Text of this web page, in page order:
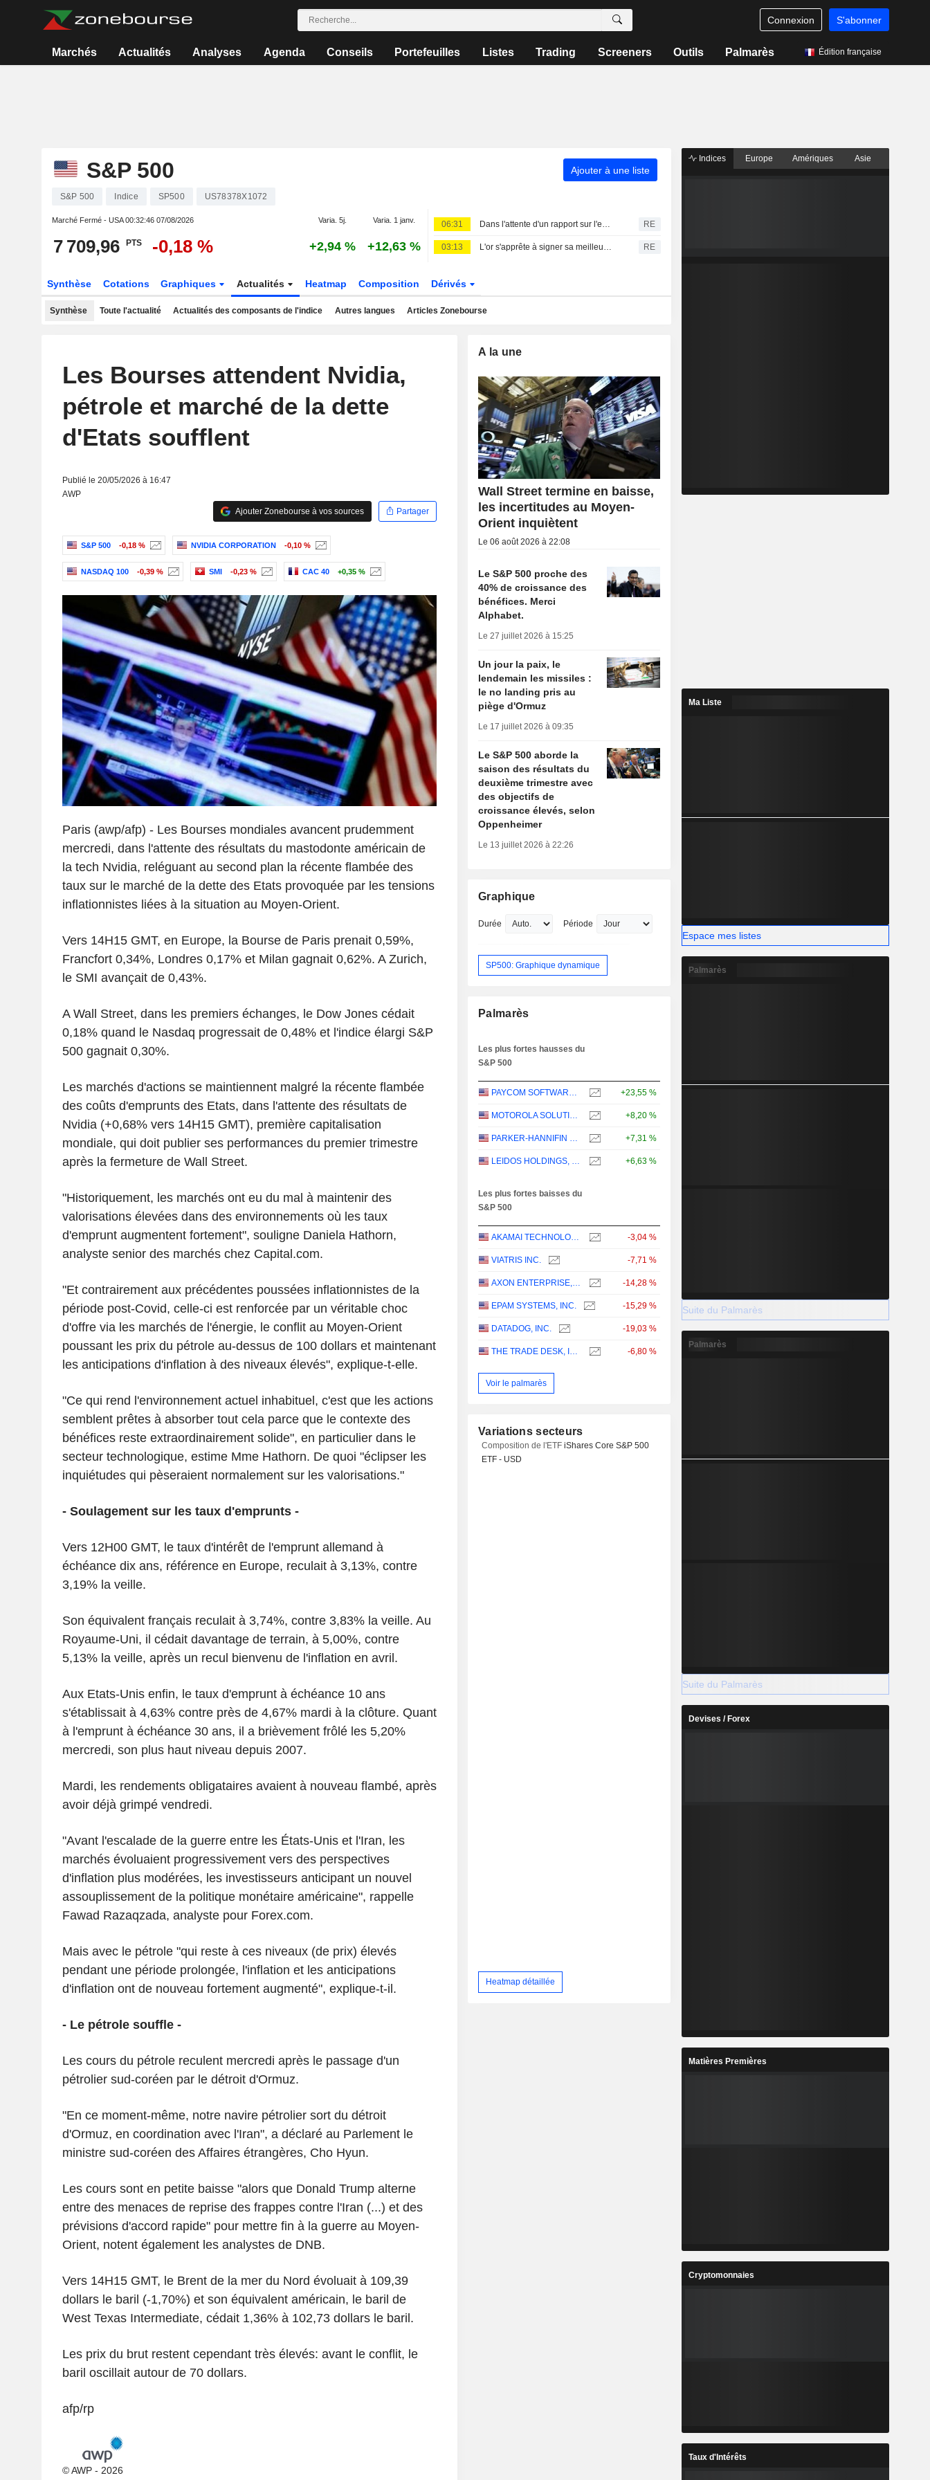
Connexion S'abonner
Marchés Actualités Analyses Agenda Conseils Portefeuilles Listes Trading Screeners Outils Palmarès Édition française
S&P 500 Ajouter à une liste
S&P 500 Indice SP500 US78378X1072
Marché Fermé - USA00:32:46 07/08/2026 Varia. 5j. Varia. 1 janv.
7 709,96 PTS -0,18 % +2,94 % +12,63 %
06:31 Dans l'attente d'un rapport sur l'emploi sans zones d'ombre RE
03:13 L'or s'apprête à signer sa meilleure performance hebdomadaire depuis janvier, les chiffres de l'emploi américain en ligne de mire RE
Synthèse Cotations Graphiques Actualités Heatmap Composition Dérivés
Synthèse Toute l'actualité Actualités des composants de l'indice Autres langues Articles Zonebourse
Les Bourses attendent Nvidia,
pétrole et marché de la dette
d'Etats soufflent
Publié le 20/05/2026 à 16:47
AWP
Ajouter Zonebourse à vos sources
Partager
S&P 500 -0,18 % NVIDIA CORPORATION -0,10 %
NASDAQ 100 -0,39 % SMI -0,23 % CAC 40 +0,35 %
Paris (awp/afp) - Les Bourses mondiales avancent prudemment
mercredi, dans l'attente des résultats du mastodonte américain de
la tech Nvidia, reléguant au second plan la récente flambée des
taux sur le marché de la dette des Etats provoquée par les tensions
inflationnistes liées à la situation au Moyen-Orient.
Vers 14H15 GMT, en Europe, la Bourse de Paris prenait 0,59%,
Francfort 0,34%, Londres 0,17% et Milan gagnait 0,62%. A Zurich,
le SMI avançait de 0,43%.
A Wall Street, dans les premiers échanges, le Dow Jones cédait
0,18% quand le Nasdaq progressait de 0,48% et l'indice élargi S&P
500 gagnait 0,30%.
Les marchés d'actions se maintiennent malgré la récente flambée
des coûts d'emprunts des Etats, dans l'attente des résultats de
Nvidia (+0,68% vers 14H15 GMT), première capitalisation
mondiale, qui doit publier ses performances du premier trimestre
après la fermeture de Wall Street.
"Historiquement, les marchés ont eu du mal à maintenir des
valorisations élevées dans des environnements où les taux
d'emprunt augmentent fortement", souligne Daniela Hathorn,
analyste senior des marchés chez Capital.com.
"Et contrairement aux précédentes poussées inflationnistes de la
période post-Covid, celle-ci est renforcée par un véritable choc
d'offre via les marchés de l'énergie, le conflit au Moyen-Orient
poussant les prix du pétrole au-dessus de 100 dollars et maintenant
les anticipations d'inflation à des niveaux élevés", explique-t-elle.
"Ce qui rend l'environnement actuel inhabituel, c'est que les actions
semblent prêtes à absorber tout cela parce que le contexte des
bénéfices reste extraordinairement solide", en particulier dans le
secteur technologique, estime Mme Hathorn. De quoi "éclipser les
inquiétudes qui pèseraient normalement sur les valorisations."
- Soulagement sur les taux d'emprunts -
Vers 12H00 GMT, le taux d'intérêt de l'emprunt allemand à
échéance dix ans, référence en Europe, reculait à 3,13%, contre
3,19% la veille.
Son équivalent français reculait à 3,74%, contre 3,83% la veille. Au
Royaume-Uni, il cédait davantage de terrain, à 5,00%, contre
5,13% la veille, après un recul bienvenu de l'inflation en avril.
Aux Etats-Unis enfin, le taux d'emprunt à échéance 10 ans
s'établissait à 4,63% contre près de 4,67% mardi à la clôture. Quant
à l'emprunt à échéance 30 ans, il a brièvement frôlé les 5,20%
mercredi, son plus haut niveau depuis 2007.
Mardi, les rendements obligataires avaient à nouveau flambé, après
avoir déjà grimpé vendredi.
"Avant l'escalade de la guerre entre les États-Unis et l'Iran, les
marchés évoluaient progressivement vers des perspectives
d'inflation plus modérées, les investisseurs anticipant un nouvel
assouplissement de la politique monétaire américaine", rappelle
Fawad Razaqzada, analyste pour Forex.com.
Mais avec le pétrole "qui reste à ces niveaux (de prix) élevés
pendant une période prolongée, l'inflation et les anticipations
d'inflation ont de nouveau fortement augmenté", explique-t-il.
- Le pétrole souffle -
Les cours du pétrole reculent mercredi après le passage d'un
pétrolier sud-coréen par le détroit d'Ormuz.
"En ce moment-même, notre navire pétrolier sort du détroit
d'Ormuz, en coordination avec l'Iran", a déclaré au Parlement le
ministre sud-coréen des Affaires étrangères, Cho Hyun.
Les cours sont en petite baisse "alors que Donald Trump alterne
entre des menaces de reprise des frappes contre l'Iran (...) et des
prévisions d'accord rapide" pour mettre fin à la guerre au Moyen-
Orient, notent également les analystes de DNB.
Vers 14H15 GMT, le Brent de la mer du Nord évoluait à 109,39
dollars le baril (-1,70%) et son équivalent américain, le baril de
West Texas Intermediate, cédait 1,36% à 102,73 dollars le baril.
Les prix du brut restent cependant très élevés: avant le conflit, le
baril oscillait autour de 70 dollars.
afp/rp
© AWP - 2026
A la une
Wall Street termine en baisse,
les incertitudes au Moyen-
Orient inquiètent
Le 06 août 2026 à 22:08
Le S&P 500 proche des
40% de croissance des
bénéfices. Merci
Alphabet.
Le 27 juillet 2026 à 15:25
Un jour la paix, le
lendemain les missiles :
le no landing pris au
piège d'Ormuz
Le 17 juillet 2026 à 09:35
Le S&P 500 aborde la
saison des résultats du
deuxième trimestre avec
des objectifs de
croissance élevés, selon
Oppenheimer
Le 13 juillet 2026 à 22:26
Graphique
Durée Période
SP500: Graphique dynamique
Palmarès
Les plus fortes hausses du
S&P 500
PAYCOM SOFTWARE, INC. +23,55 %
MOTOROLA SOLUTIONS, INC. +8,20 %
PARKER-HANNIFIN CORPORATION +7,31 %
LEIDOS HOLDINGS, INC. +6,63 %
Les plus fortes baisses du
S&P 500
AKAMAI TECHNOLOGIES, INC. -3,04 %
VIATRIS INC. -7,71 %
AXON ENTERPRISE, INC. -14,28 %
EPAM SYSTEMS, INC. -15,29 %
DATADOG, INC. -19,03 %
THE TRADE DESK, INC. -6,80 %
Voir le palmarès
Variations secteurs
Composition de l'ETFiShares Core S&P 500
ETF - USD
Heatmap détaillée
Indices Europe Amériques Asie
Ma Liste
Espace mes listes
Palmarès
Suite du Palmarès
Palmarès
Suite du Palmarès
Devises / Forex
Matières Premières
Cryptomonnaies
Taux d'Intérêts